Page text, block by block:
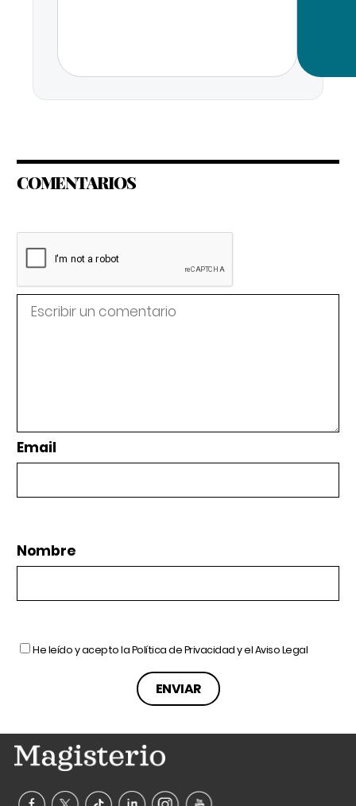
COMENTARIOS
Email
Nombre
He leído y acepto laPolítica de Privacidady elAviso Legal